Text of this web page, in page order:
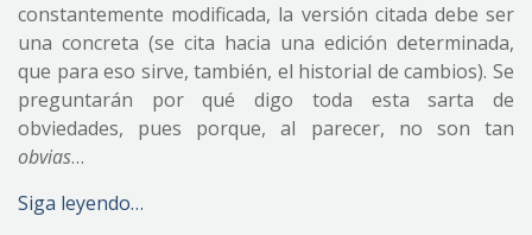
constantemente modificada, la versión citada debe ser
una concreta (se cita hacia una edición determinada,
que para eso sirve, también, el historial de cambios). Se
preguntarán por qué digo toda esta sarta de
obviedades, pues porque, al parecer, no son tan
obvias…
Siga leyendo…